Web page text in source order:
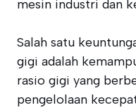
mesin industri dan
Salah satu
gigi adalah
rasio gigi yang
pengelolaan